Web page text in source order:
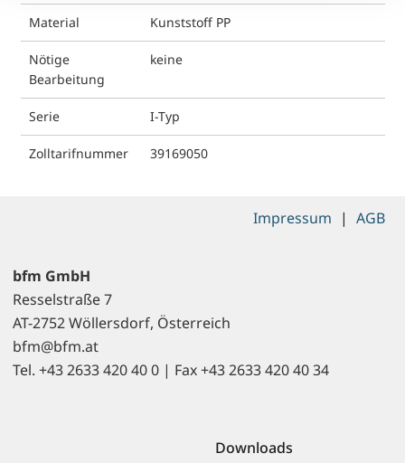
Material Kunststoff PP
Nötige
Bearbeitung
keine
Serie I-Typ
Zolltarifnummer 39169050
bfm GmbH
Resselstraße 7
AT-2752 Wöllersdorf, Österreich
bfm@bfm.at
Tel. +43 2633 420 40 0 | Fax +43 2633 420 40 34
Downloads
Impressum | AGB